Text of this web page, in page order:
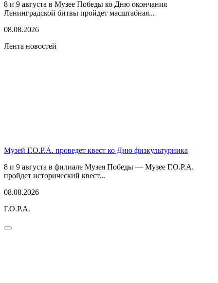
8 и 9 августа в Музее Победы ко Дню окончания
Ленинградской битвы пройдет масштабная...
08.08.2026
Лента новостей
Музей Г.О.Р.А. проведет квест ко Дню физкультурника
8 и 9 августа в филиале Музея Победы — Музее Г.О.Р.А.
пройдет исторический квест...
08.08.2026
Г.О.Р.А.